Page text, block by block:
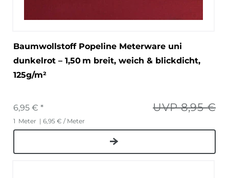
Baumwollstoff Popeline Meterware uni
dunkelrot – 1,50 m breit, weich & blickdicht,
125g/m²
UVP 8,95 €
6,95 € *
1 Meter | 6,95 € / Meter